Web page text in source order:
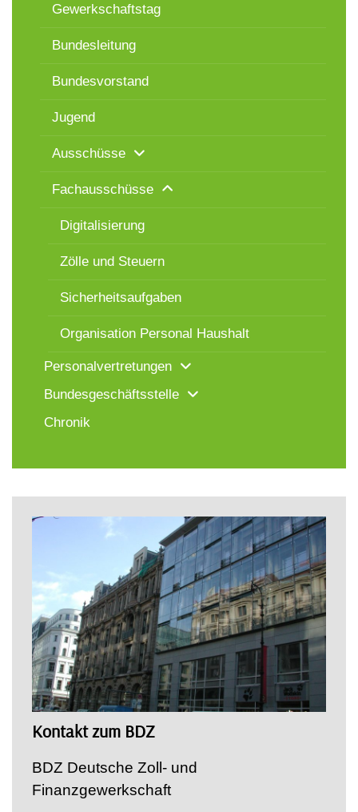
Gewerkschaftstag
Bundesleitung
Bundesvorstand
Jugend
Ausschüsse
Fachausschüsse
Digitalisierung
Zölle und Steuern
Sicherheitsaufgaben
Organisation Personal Haushalt
Personalvertretungen
Bundesgeschäftsstelle
Chronik
Kontakt zum BDZ
BDZ Deutsche Zoll- und
Finanzgewerkschaft